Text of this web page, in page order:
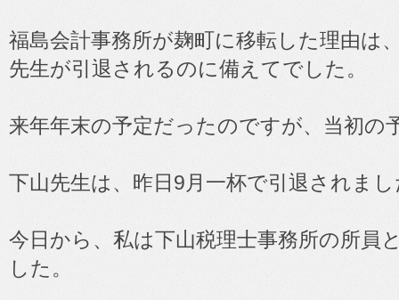
福島会計事務所が麹町に移転した理由は
先生が引退されるのに備えてでした。
来年年末の予定だったのですが、当初の
下山先生は、昨日9月一杯で引退されま
今日から、私は下山税理士事務所の所員
した。